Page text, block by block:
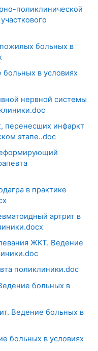
поликлинической
больных в
в условиях
нервной системы
перенесших инфаркт
этапе..doc
в практике
артрит в
ЖКТ. Ведение
поликлиники.doc
больных в
Ведение больных в
больных в условиях